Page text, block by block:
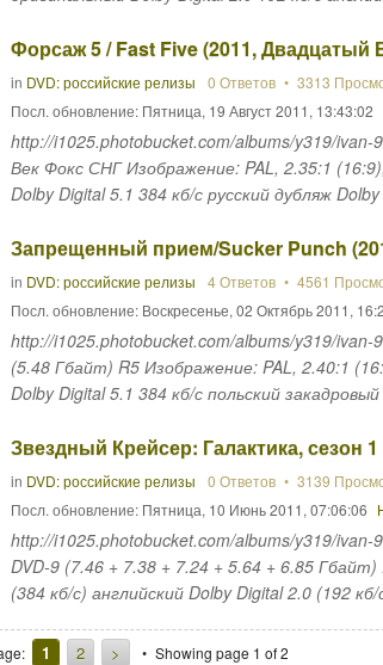
Форсаж 5 / Fast Five (2011, Двадцатый
in DVD: российские релизы 0 Ответов
3313
Посл. обновление: Пятница, 19 Август 2011, 13:43:02
http://i1025.photobucket.com/albums/y319/
Век Фокс СНГ Изображение: PAL, 2.35:1
Dolby Digital 5.1 384 кб/с русский дубляж
Запрещенный прием/Sucker Punch
in DVD: российские релизы 4 Ответов
4561
Посл. обновление: Воскресенье, 02 Октябрь 2011,
http://i1025.photobucket.com/albums/y319/
(5.48 Гбайт) R5 Изображение: PAL, 2.40:1
Dolby Digital 5.1 384 кб/с польский закадровый
Звездный Крейсер: Галактика, сезон
in DVD: российские релизы 0 Ответов
3139
Посл. обновление: Пятница, 10 Июнь 2011, 07:06:06
http://i1025.photobucket.com/albums/y319/
DVD-9 (7.46 + 7.38 + 7.24 + 5.64 + 6.85
(384 кб/с) английский Dolby Digital 2.0 (192 кб/
1 2 > Showing page 1 of 2